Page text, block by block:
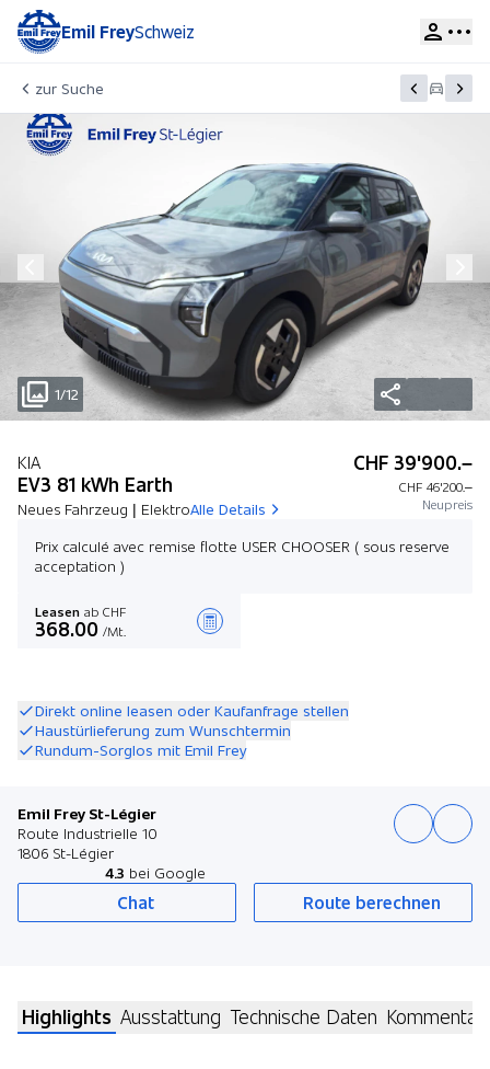
Emil FreySchweiz
zur Suche
1/12
KIA
EV3 81 kWh Earth
Neues Fahrzeug | ElektroAlle Details
CHF 39'900.–
CHF 46'200.–
Neupreis
Prix calculé avec remise flotte USER CHOOSER ( sous reserve
acceptation )
Leasen ab CHF
368.00 /Mt.
Direkt online leasen oder Kaufanfrage stellen
Haustürlieferung zum Wunschtermin
Rundum-Sorglos mit Emil Frey
Emil Frey St-Légier
Route Industrielle 10
1806 St-Légier
4.3 bei Google
Chat Route berechnen
Highlights Ausstattung Technische Daten Kommentar